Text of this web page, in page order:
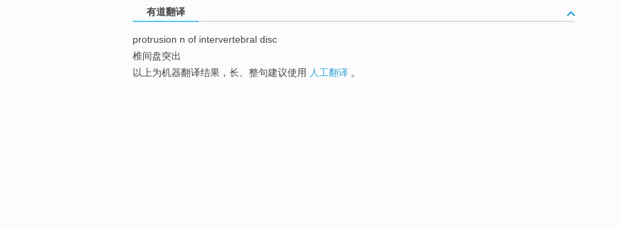
有道翻译
protrusion n of intervertebral disc
椎间盘突出
以上为机器翻译结果，长、整句建议使用 人工翻译 。